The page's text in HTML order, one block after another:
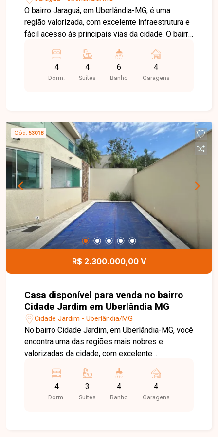
O bairro Jaraguá, em Uberlândia-MG, é uma
região valorizada, com excelente infraestrutura e
fácil acesso às principais vias da cidade. O bairro
escolas, supermercados, comércios e diversos
serviços, proporcionando praticidade e qualidade
de vida. Sobrado disponível para locação, com
entrada, sala de TV, sala de estar, sala de jantar,
escritório, lavabo, cozinha com armários
planejados, despensa, área de serviço com
banheiro de apoio e uma completa área de lazer
com piscina aquecida. Possui ainda
estacionamento para até 04 veículos. No
segundo pavimento, dispõe de sala de apoio e
04 suítes, todas com armários planejados, sendo
01 suíte máster com hidromassagem,
oferecendo conforto, privacidade e sofisticação
para toda a família. Entre em contato para mais
informações e agende uma visita para conhecer
este excelente imóvel.
4
Dorm.
4
Suítes
6
Banho
4
Garagens
Cód. 53018
R$ 2.300.000,00 V
Casa disponível para venda no bairro
Cidade Jardim em Uberlândia MG
Cidade Jardim - Uberlândia/MG
No bairro Cidade Jardim, em Uberlândia-MG, você
encontra uma das regiões mais nobres e
valorizadas da cidade, com excelente
e proximidade com supermercados, escolas,
restaurantes, farmácias e diversos serviços,
proporcionando conforto, praticidade e qualidade
4
Dorm.
3
Suítes
4
Banho
4
Garagens